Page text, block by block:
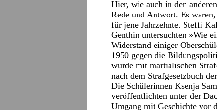
Hier, wie auch in den
Rede und Antwort. Es
für jene Jahrzehnte. Steffi
Genthin untersuchten »Wie
Widerstand einiger
1950 gegen die
wurde mit martialischen
nach dem Strafgesetzbuch
Die Schülerinnen Ksenja
veröffentlichten unter der
Umgang mit Geschichte vor